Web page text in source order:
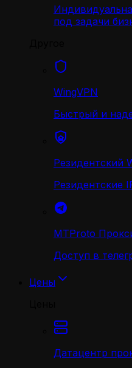
под задачи
WingVPN
Быстрый и
Резидентский
Резидентские
MTProto
Доступ в
Цены
Датацентр